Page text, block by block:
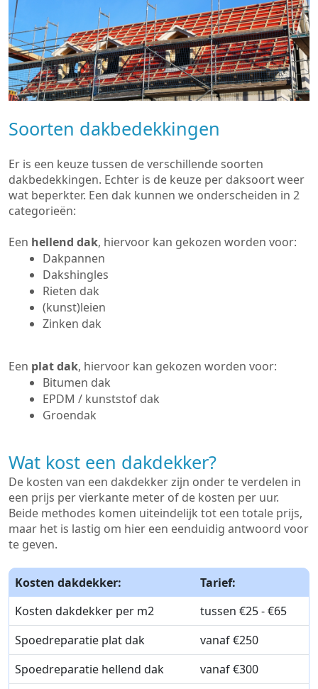
Soorten dakbedekkingen
Er is een keuze tussen de verschillende soorten
dakbedekkingen. Echter is de keuze per daksoort weer
wat beperkter. Een dak kunnen we onderscheiden in 2
categorieën:
Een hellend dak, hiervoor kan gekozen worden voor:
Dakpannen
Dakshingles
Rieten dak
(kunst)leien
Zinken dak
Een plat dak, hiervoor kan gekozen worden voor:
Bitumen dak
EPDM / kunststof dak
Groendak
Wat kost een dakdekker?
De kosten van een dakdekker zijn onder te verdelen in
een prijs per vierkante meter of de kosten per uur.
Beide methodes komen uiteindelijk tot een totale prijs,
maar het is lastig om hier een eenduidig antwoord voor
te geven.
Kosten dakdekker:
Tarief:
Kosten dakdekker per m2
tussen €25 - €65
Spoedreparatie plat dak
vanaf €250
Spoedreparatie hellend dak
vanaf €300